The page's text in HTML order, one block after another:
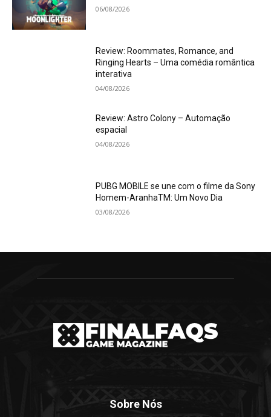
06/08/2026
Review: Roommates, Romance, and
Ringing Hearts – Uma comédia romântica
interativa
04/08/2026
Review: Astro Colony – Automação
espacial
04/08/2026
PUBG MOBILE se une com o filme da Sony
Homem-AranhaTM: Um Novo Dia
03/08/2026
Sobre Nós